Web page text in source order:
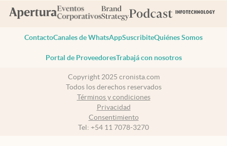
ContactoCanales de WhatsAppSuscribiteQuiénes Somos
Portal de ProveedoresTrabajá con nosotros
Copyright 2025 cronista.com
Todos los derechos reservados
Términos y condiciones
Privacidad
Consentimiento
Tel: +54 11 7078-3270